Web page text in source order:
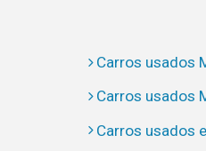
Carros usados
Carros usados
Carros usados